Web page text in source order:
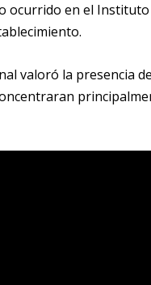
en el Instituto
valoró la presencia